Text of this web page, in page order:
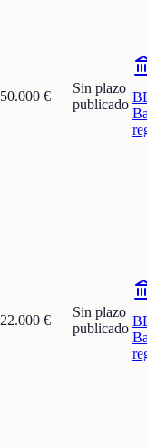
50.000 €
Sin plazo
publicado
22.000 €
Sin plazo
publicado